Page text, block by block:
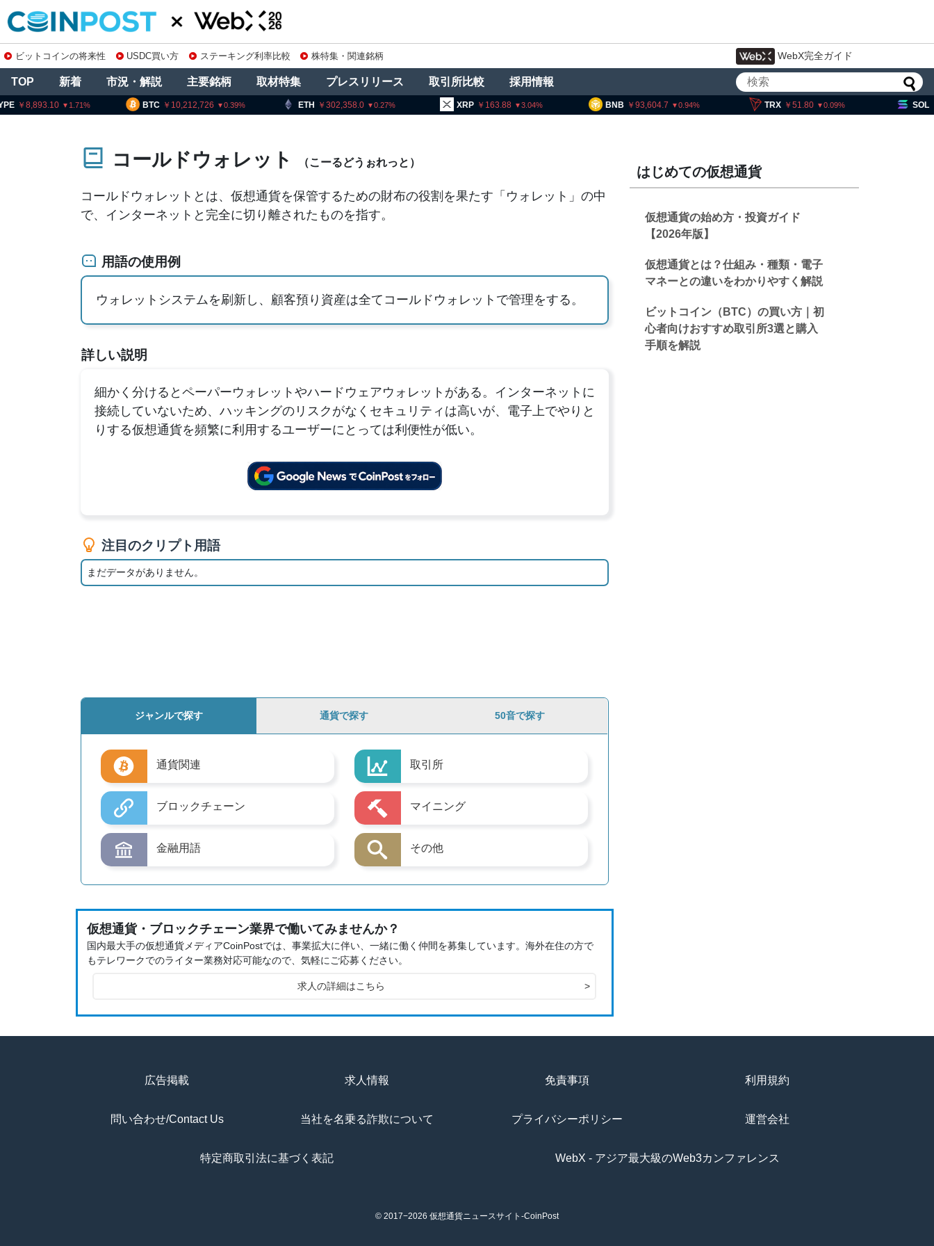
ビットコインの将来性 USDC買い方 ステーキング利率比較 株特集・関連銘柄 WebX完全ガイド
TOP 新着 市況・解説 主要銘柄 取材特集 プレスリリース 取引所比較 採用情報
BTC 10,212,726 0.39 ETH 302,358.0 0.27 XRP 163.88 3.04 BNB 93,604.7 0.94 TRX 51.80 0.09 SOL
8,893.10 1.71
コールドウォレット （こーるどうぉれっと）
コールドウォレットとは、仮想通貨を保管するための財布の役割を果たす「ウォレット」の中
で、インターネットと完全に切り離されたものを指す。
用語の使用例
ウォレットシステムを刷新し、顧客預り資産は全てコールドウォレットで管理をする。
詳しい説明
細かく分けるとペーパーウォレットやハードウェアウォレットがある。インターネットに
接続していないため、ハッキングのリスクがなくセキュリティは高いが、電子上でやりと
りする仮想通貨を頻繁に利用するユーザーにとっては利便性が低い。
注目のクリプト用語
まだデータがありません。
ジャンルで探す 通貨で探す 50音で探す
通貨関連
ブロックチェーン
金融用語
取引所
マイニング
その他
仮想通貨・ブロックチェーン業界で働いてみませんか？
国内最大手の仮想通貨メディアCoinPostでは、事業拡大に伴い、一緒に働く仲間を募集しています。海外在住の方で
もテレワークでのライター業務対応可能なので、気軽にご応募ください。
求人の詳細はこちら >
はじめての仮想通貨
仮想通貨の始め方・投資ガイド
【2026年版】
仮想通貨とは？仕組み・種類・電子
マネーとの違いをわかりやすく解説
ビットコイン（BTC）の買い方｜初
心者向けおすすめ取引所3選と購入
手順を解説
広告掲載 求人情報 免責事項 利用規約
問い合わせ/Contact Us 当社を名乗る詐欺について プライバシーポリシー 運営会社
特定商取引法に基づく表記 WebX - アジア最大級のWeb3カンファレンス
© 2017−2026 仮想通貨ニュースサイト-CoinPost